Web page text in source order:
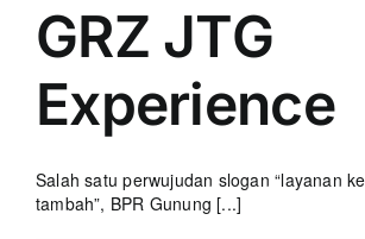
GRZ JTG
Experience
Salah satu perwujudan slogan “layanan
tambah”, BPR Gunung [...]